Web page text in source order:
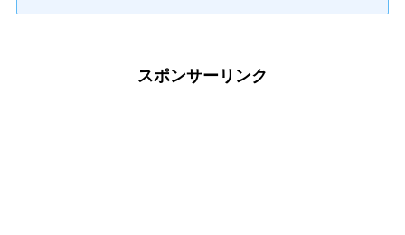
スポンサーリンク